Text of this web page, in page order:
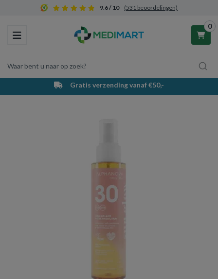
9.6 / 10 (531 beoordelingen)
Toggle navigation
Waar bent u naar op zoek?
0
Winkelwagen
Gratis verzending vanaf €50,-